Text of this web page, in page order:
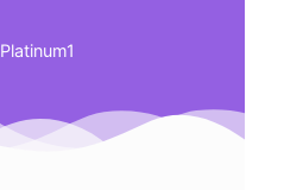
Platinum1